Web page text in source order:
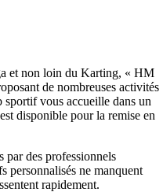
et non loin du Karting, « HM
de nombreuses activités
vous accueille dans un
disponible pour la remise en
par des professionnels
personnalisés ne manquent
rapidement.